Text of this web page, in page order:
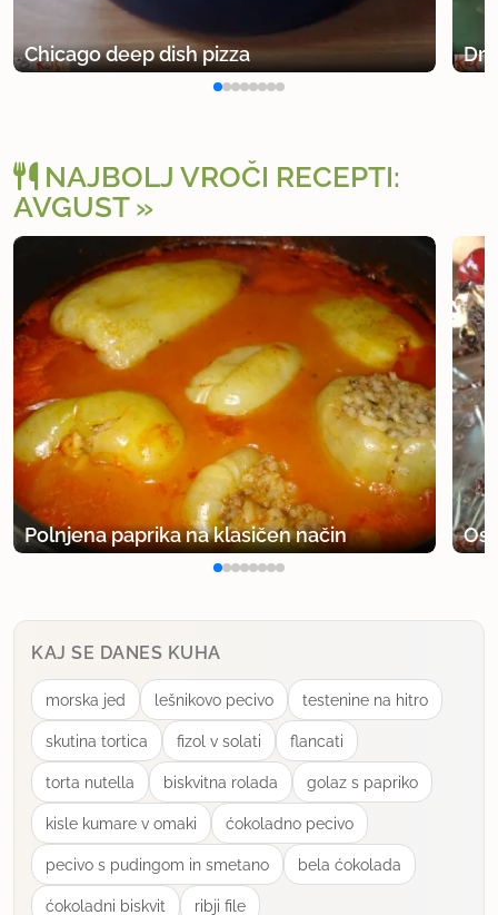
Chicago deep dish pizza
NAJBOLJ VROČI RECEPTI:
AVGUST
Polnjena paprika na klasičen način
KAJ SE DANES KUHA
morska jed lešnikovo pecivo testenine na hitro
skutina tortica fizol v solati flancati
torta nutella biskvitna rolada golaz s papriko
kisle kumare v omaki ćokoladno pecivo
pecivo s pudingom in smetano bela ćokolada
ćokoladni biskvit ribji file